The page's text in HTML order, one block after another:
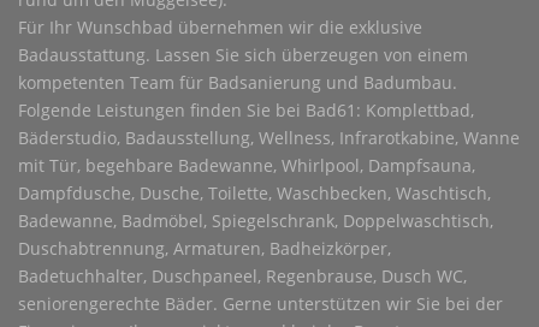
Für Ihr Wunschbad übernehmen wir die exklusive
Badausstattung. Lassen Sie sich überzeugen von einem
kompetenten Team für Badsanierung und Badumbau.
Folgende Leistungen finden Sie bei Bad61: Komplettbad,
Bäderstudio, Badausstellung, Wellness, Infrarotkabine, Wanne
mit Tür, begehbare Badewanne, Whirlpool, Dampfsauna,
Dampfdusche, Dusche, Toilette, Waschbecken, Waschtisch,
Badewanne, Badmöbel, Spiegelschrank, Doppelwaschtisch,
Duschabtrennung, Armaturen, Badheizkörper,
Badetuchhalter, Duschpaneel, Regenbrause, Dusch WC,
seniorengerechte Bäder. Gerne unterstützen wir Sie bei der